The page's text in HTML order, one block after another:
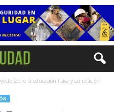
sobre la educación física y su relación